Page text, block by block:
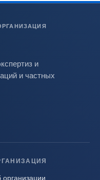
и
и частных